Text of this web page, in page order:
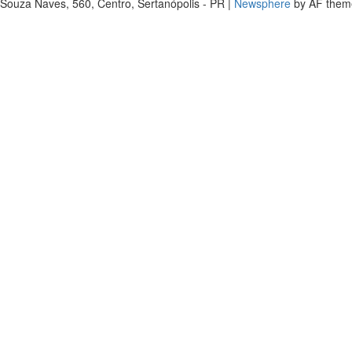
Souza Naves, 560, Centro, Sertanópolis - PR Newsphere by AF